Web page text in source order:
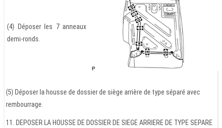
(4) Déposer les 7 anneaux
demi-ronds.
(5) Déposer la housse de dossier de siège arrière de type séparé avec
rembourrage.
11. DEPOSER LA HOUSSE DE DOSSIER DE SIEGE ARRIERE DE TYPE SEPARE